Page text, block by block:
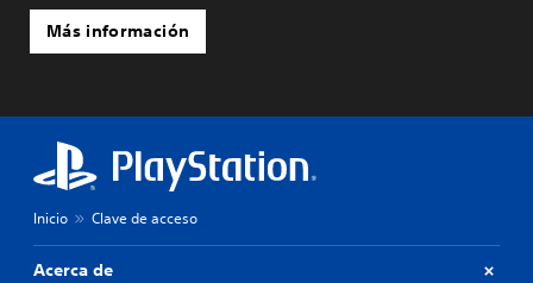
Más información
Inicio Clave de acceso
Acerca de